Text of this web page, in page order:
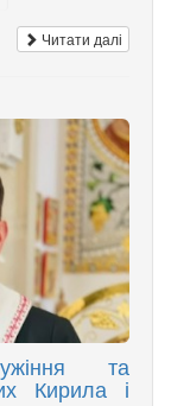
Читати далі
та
Кирила і